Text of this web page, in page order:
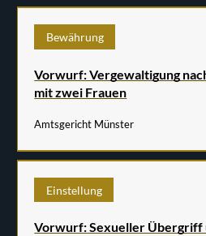
Bewährung
Vorwurf: Vergewaltigung
mit zwei Frauen
Amtsgericht Münster
Einstellung
Vorwurf: Sexueller Übergriff